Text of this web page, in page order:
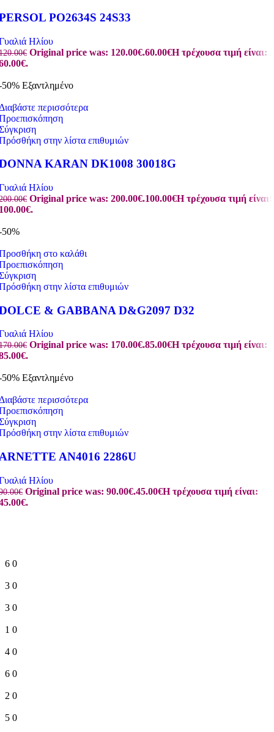
PO2634S 24S33
Ηλίου
€ Original price was: 120.00€.60.00€Η τρέχουσα τιμή είναι:
50% Εξαντλημένο
περισσότερα
στην λίστα επιθυμιών
KARAN DK1008 30018G
Ηλίου
€ Original price was: 200.00€.100.00€Η τρέχουσα τιμή είναι:
50%
στο καλάθι
στην λίστα επιθυμιών
& GABBANA D&G2097 D32
Ηλίου
€ Original price was: 170.00€.85.00€Η τρέχουσα τιμή είναι:
50% Εξαντλημένο
περισσότερα
στην λίστα επιθυμιών
AN4016 2286U
Ηλίου
€ Original price was: 90.00€.45.00€Η τρέχουσα τιμή είναι:
6 0
3 0
3 0
1 0
4 0
6 0
2 0
5 0